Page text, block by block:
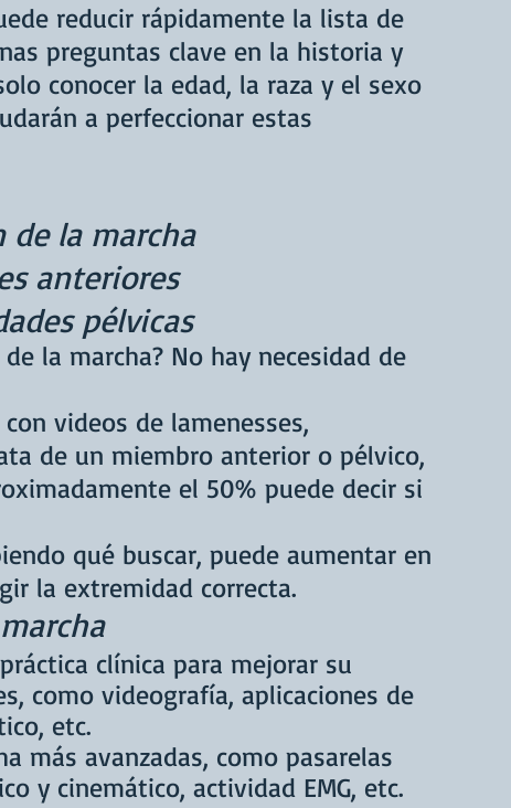
reducir rápidamente la lista de
preguntas clave en la historia y
conocer la edad, la raza y el sexo
a perfeccionar estas
de la marcha
anteriores
pélvicas
la marcha? No hay necesidad de
videos de lamenesses,
de un miembro anterior o pélvico,
el 50% puede decir si
qué buscar, puede aumentar en
la extremidad correcta.
clínica para mejorar su
como videografía, aplicaciones de
etc.
más avanzadas, como pasarelas
y cinemático, actividad EMG, etc.